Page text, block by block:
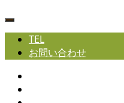
TEL
お問い合わせ